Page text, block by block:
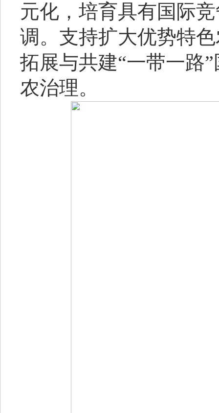
元化，培育具有国际
调。支持扩大优势特
拓展与共建“一带一路
农治理。